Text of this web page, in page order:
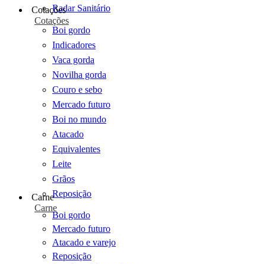
Radar Sanitário
Cotações
Cotações
Boi gordo
Indicadores
Vaca gorda
Novilha gorda
Couro e sebo
Mercado futuro
Boi no mundo
Atacado
Equivalentes
Leite
Grãos
Reposição
Carne
Carne
Boi gordo
Mercado futuro
Atacado e varejo
Reposição